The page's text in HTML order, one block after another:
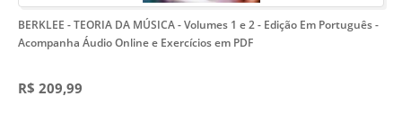
BERKLEE - TEORIA DA MÚSICA - Volumes 1 e 2 - Edição Em Português-
Acompanha Áudio Online e Exercícios em PDF
R$ 209,99